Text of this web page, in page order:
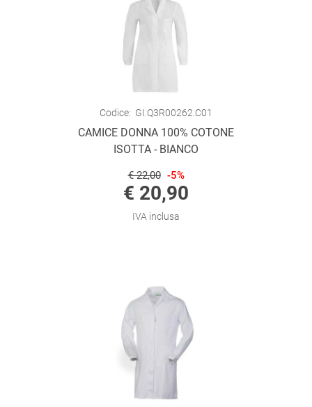
Codice: GI.Q3R00262.C01
CAMICE DONNA 100% COTONE
ISOTTA - BIANCO
€ 22,00 -5%
€ 20,90
IVA inclusa